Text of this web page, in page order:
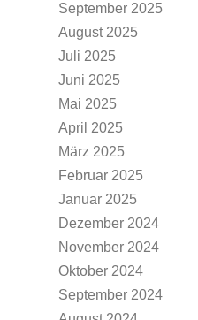
September 2025
August 2025
Juli 2025
Juni 2025
Mai 2025
April 2025
März 2025
Februar 2025
Januar 2025
Dezember 2024
November 2024
Oktober 2024
September 2024